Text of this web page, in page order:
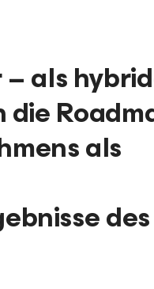
als
als
des